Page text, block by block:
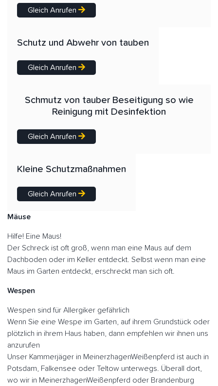
Gleich Anrufen
Schutz und Abwehr von tauben
Gleich Anrufen
Schmutz von tauber Beseitigung so wie
Reinigung mit Desinfektion
Gleich Anrufen
Kleine Schutzmaßnahmen
Gleich Anrufen
Mäuse
Hilfe! Eine Maus!
Der Schreck ist oft groß, wenn man eine Maus auf dem
Dachboden oder im Keller entdeckt. Selbst wenn man eine
Maus im Garten entdeckt, erschreckt man sich oft.
Wespen
Wespen sind für Allergiker gefährlich
Wenn Sie eine Wespe im Garten, auf ihrem Grundstück oder
plötzlich in ihrem Haus haben, dann empfehlen wir ihnen uns
anzurufen
Unser Kammerjäger in MeinerzhagenWeißenpferd ist auch in
Potsdam, Falkensee oder Teltow unterwegs. Überall dort,
wo wir in MeinerzhagenWeißenpferd oder Brandenburg